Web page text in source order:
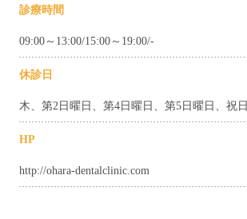
診療時間
09:00～13:00/15:00～19:00/-
休診日
木、第2日曜日、第4日曜日、第5日曜日、祝日
HP
http://ohara-dentalclinic.com